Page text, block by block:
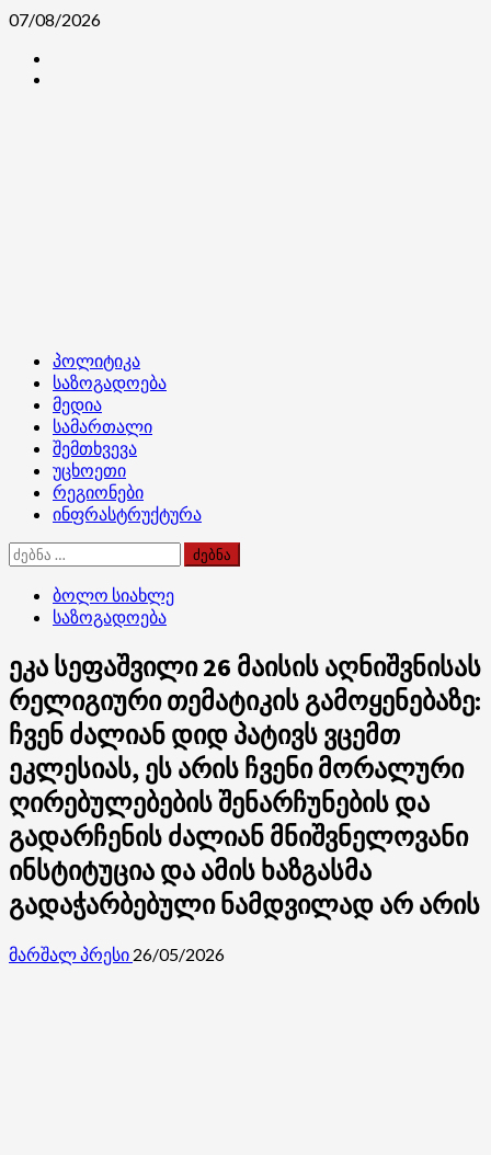
Skip
content
07/08/2026
Primary
Menu
პოლიტიკა
საზოგადოება
მედია
სამართალი
შემთხვევა
უცხოეთი
რეგიონები
ინფრასტრუქტურა
ძებნა:
ბოლო სიახლე
საზოგადოება
ეკა სეფაშვილი 26 მაისის აღნიშვნისას
რელიგიური თემატიკის გამოყენებაზე:
ჩვენ ძალიან დიდ პატივს ვცემთ
ეკლესიას, ეს არის ჩვენი მორალური
ღირებულებების შენარჩუნების და
გადარჩენის ძალიან მნიშვნელოვანი
ინსტიტუცია და ამის ხაზგასმა
გადაჭარბებული ნამდვილად არ არის
მარშალ პრესი 26/05/2026